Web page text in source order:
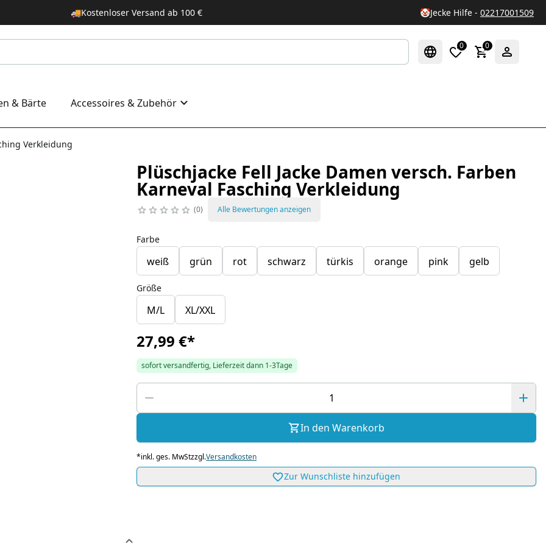
🚚Kostenloser Versand ab 100 € 🤡Jecke Hilfe -02217001509
0 0
& Bärte Accessoires & Zubehör
Verkleidung
Plüschjacke Fell Jacke Damen versch. Farben
Karneval Fasching Verkleidung
0 Alle Bewertungen anzeigen
Farbe
weiß grün rot schwarz türkis orange pink gelb
Größe
M/L XL/XXL
27,99 €*
sofort versandfertig, Lieferzeit dann 1-3Tage
In den Warenkorb
*inkl. ges. MwStzzgl.Versandkosten
Zur Wunschliste hinzufügen